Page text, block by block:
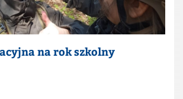
na rok szkolny